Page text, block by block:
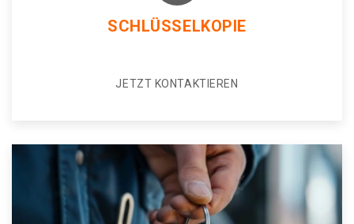
SCHLÜSSELKOPIE
JETZT KONTAKTIEREN